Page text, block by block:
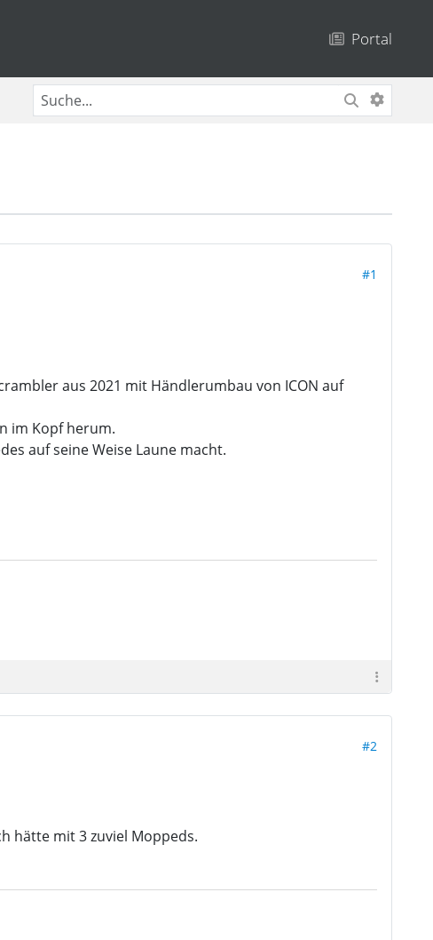
Portal
#1
aus 2021 mit Händlerumbau von ICON auf
im Kopf herum.
auf seine Weise Laune macht.
#2
hätte mit 3 zuviel Moppeds.